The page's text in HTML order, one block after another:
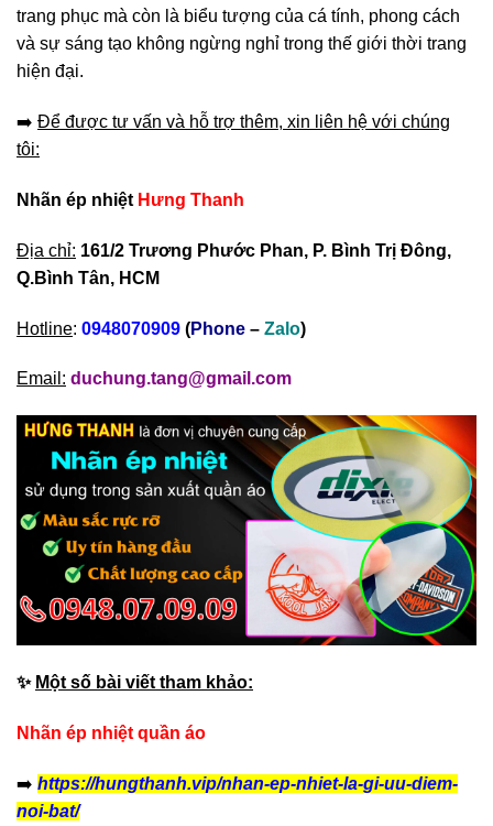
trang phục mà còn là biểu tượng của cá tính, phong cách
và sự sáng tạo không ngừng nghỉ trong thế giới thời trang
hiện đại.
➡️ Để được tư vấn và hỗ trợ thêm, xin liên hệ với chúng
tôi:
Nhãn ép nhiệt Hưng Thanh
Địa chỉ: 161/2 Trương Phước Phan, P. Bình Trị Đông,
Q.Bình Tân, HCM
Hotline: 0948070909 (Phone – Zalo)
Email: duchung.tang@gmail.com
✨ Một số bài viết tham khảo:
Nhãn ép nhiệt quần áo
➡️ https://hungthanh.vip/nhan-ep-nhiet-la-gi-uu-diem-
noi-bat/